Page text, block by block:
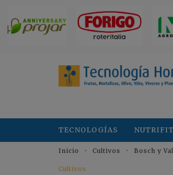
TECNOLOGÍAS
Inicio Cultivos Bosch y
Cultivos